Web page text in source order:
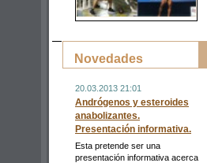
Novedades
20.03.2013 21:01
Andrógenos y esteroides
anabolizantes.
Presentación informativa.
Esta pretende ser una
presentación informativa acerca